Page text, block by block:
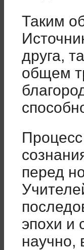
Таким
друга,
общем
перед
эпохи и
научно,